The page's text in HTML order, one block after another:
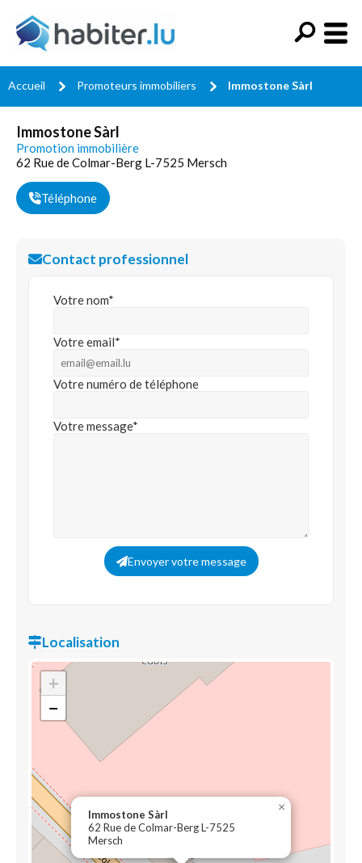
Accueil Promoteurs immobiliers Immostone Sàrl
Immostone Sàrl
Promotion immobilière
62 Rue de Colmar-Berg L-7525 Mersch
Téléphone
Contact professionnel
Votre nom*
Votre email*
Votre numéro de téléphone
Votre message*
Envoyer votre message
Localisation
Immostone Sàrl
62 Rue de Colmar-Berg L-7525
Mersch
×
+
−